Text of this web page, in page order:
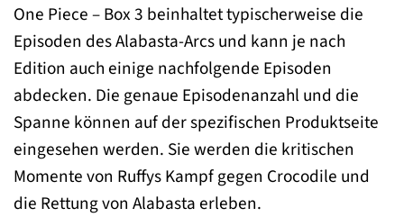
One Piece – Box 3 beinhaltet typischerweise die
Episoden des Alabasta-Arcs und kann je nach
Edition auch einige nachfolgende Episoden
abdecken. Die genaue Episodenanzahl und die
Spanne können auf der spezifischen Produktseite
eingesehen werden. Sie werden die kritischen
Momente von Ruffys Kampf gegen Crocodile und
die Rettung von Alabasta erleben.